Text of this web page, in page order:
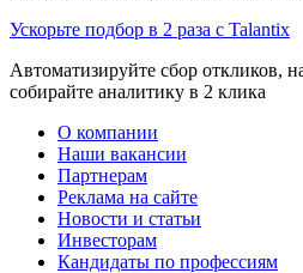
Ускорьте подбор в 2 раза с Talantix
Автоматизируйте сбор откликов,
собирайте аналитику в 2 клика
О компании
Наши вакансии
Партнерам
Реклама на сайте
Новости и статьи
Инвесторам
Кандидаты по профессиям